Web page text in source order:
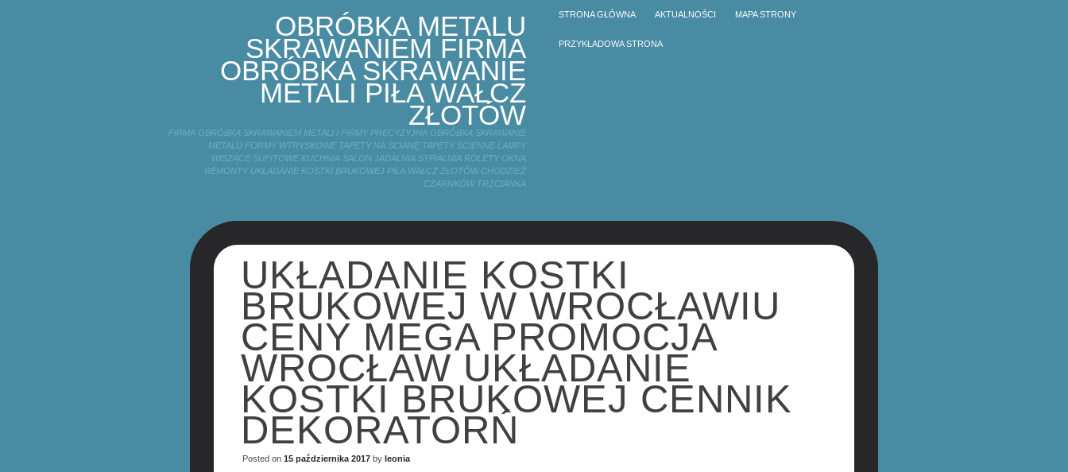
OBRÓBKA METALU
SKRAWANIEM FIRMA
OBRÓBKA SKRAWANIE
METALI PIŁA WAŁCZ
ZŁOTÓW
FIRMA OBRÓBKA SKRAWANIEM METALI I FIRMY PRECYZYJNA OBRÓBKA SKRAWANIE
METALU FORMY WTRYSKOWE TAPETY NA ŚCIANĘ TAPETY ŚCIENNE LAMPY
WISZĄCE SUFITOWE KUCHNIA SALON JADALNIA SYPIALNIA ROLETY OKNA
REMONTY UKŁADANIE KOSTKI BRUKOWEJ PIŁA WAŁCZ ZŁOTÓW CHODZIEŻ
CZARNKÓW TRZCIANKA
STRONA GŁÓWNA AKTUALNOŚCI MAPA STRONY
PRZYKŁADOWA STRONA
UKŁADANIE KOSTKI
BRUKOWEJ W WROCŁAWIU
CENY MEGA PROMOCJA
WROCŁAW UKŁADANIE
KOSTKI BRUKOWEJ CENNIK
DEKORATORŃ
Posted on 15 października 2017by leonia